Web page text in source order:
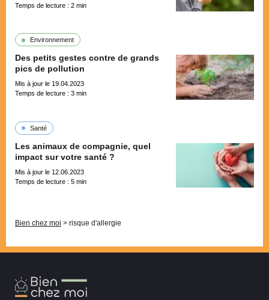
Temps de lecture : 2 min
Environnement
Des petits gestes contre de grands
pics de pollution
Mis à jour le 19.04.2023
Temps de lecture : 3 min
Santé
Les animaux de compagnie, quel
impact sur votre santé ?
Mis à jour le 12.06.2023
Temps de lecture : 5 min
Bien chez moi > risque d'allergie
Bien
Chez